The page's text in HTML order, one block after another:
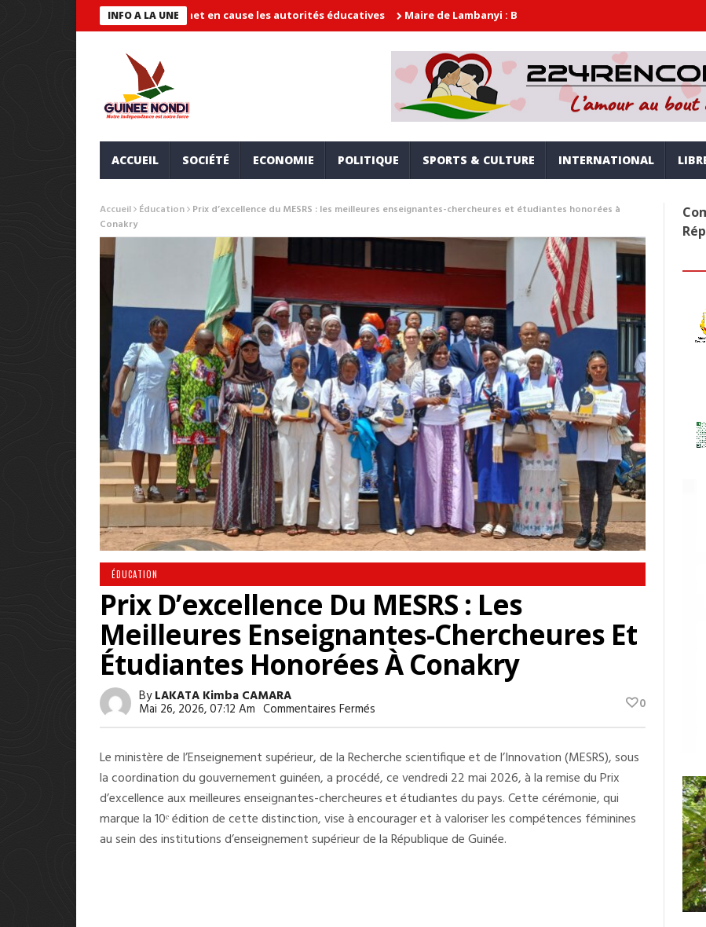
INFO A LA UNE
« systémique » et met en cause les autorités éducatives Maire de Lambanyi : Baba Alimou Barry promet une gouvernance
ACCUEIL SOCIÉTÉ ECONOMIE POLITIQUE SPORTS & CULTURE INTERNATIONAL
Accueil Éducation Prix d’excellence du MESRS : les meilleures enseignantes-chercheures et étudiantes honorées à
Conakry
ÉDUCATION
Prix D’excellence Du MESRS : Les
Meilleures Enseignantes-Chercheures Et
Étudiantes Honorées À Conakry
ByLAKATA Kimba CAMARA
Mai 26, 2026, 07:12 Am Commentaires Fermés
D’excellence
MESRS
:
Les
Meilleures
Enseignantes-
Chercheures
Et
Étudiantes
0
Le ministère de l’Enseignement supérieur, de la Recherche scientifique et de l’Innovation (MESRS), sous
la coordination du gouvernement guinéen, a procédé, ce vendredi 22 mai 2026, à la remise du Prix
d’excellence aux meilleures enseignantes-chercheures et étudiantes du pays. Cette cérémonie, qui
marque la 10ᵉ édition de cette distinction, vise à encourager et à valoriser les compétences féminines
au sein des institutions d’enseignement supérieur de la République de Guinée.